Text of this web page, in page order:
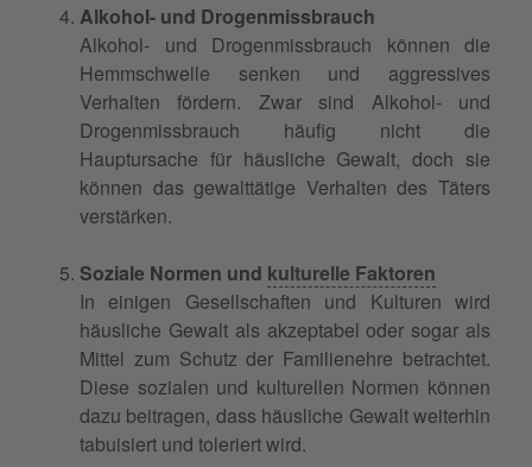
Alkohol- und Drogenmissbrauch
Alkohol- und Drogenmissbrauch können die
Hemmschwelle senken und aggressives
Verhalten fördern. Zwar sind Alkohol- und
Drogenmissbrauch häufig nicht die
Hauptursache für häusliche Gewalt, doch sie
können das gewalttätige Verhalten des Täters
verstärken.
Soziale Normen und kulturelle Faktoren
In einigen Gesellschaften und Kulturen wird
häusliche Gewalt als akzeptabel oder sogar als
Mittel zum Schutz der Familienehre betrachtet.
Diese sozialen und kulturellen Normen können
dazu beitragen, dass häusliche Gewalt weiterhin
tabuisiert und toleriert wird.